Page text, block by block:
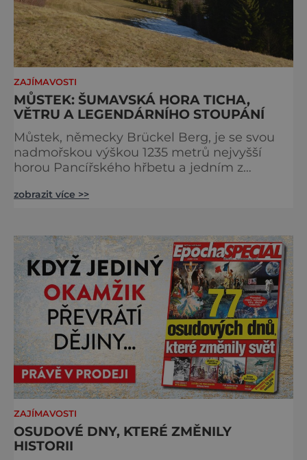
ZAJÍMAVOSTI
MŮSTEK: ŠUMAVSKÁ HORA TICHA,
VĚTRU A LEGENDÁRNÍHO STOUPÁNÍ
Můstek, německy Brückel Berg, je se svou
nadmořskou výškou 1235 metrů nejvyšší
horou Pancířského hřbetu a jedním z
Šumavy. Přestože nestojí v centru hlavních
Můstek si dodnes uchovává syrový horský
charakter, klid a zvláštní atmosféru
šumavských hřebenů, kde se střídá hustý les
zobrazit více >>
ZAJÍMAVOSTI
OSUDOVÉ DNY, KTERÉ ZMĚNILY
HISTORII